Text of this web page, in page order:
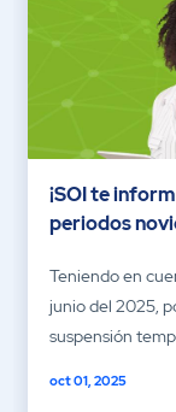
¡SOI te
periodos
Teniendo en
junio del 2025,
suspensión
oct 01, 2025